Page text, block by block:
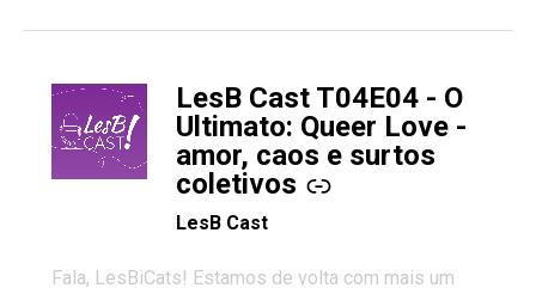
LesB Cast T04E04 - O
Ultimato: Queer Love -
amor, caos e surtos
coletivos
-
LesB Cast
Fala, LesBiCats! Estamos de volta com mais um